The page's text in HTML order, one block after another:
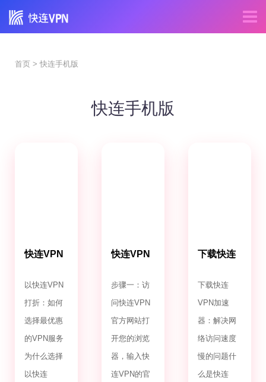
首页 > 快连手机版
快连手机版
快连VPN
以快连VPN
打折：如何
选择最优惠
的VPN服务
为什么选择
以快连
快连VPN
下载
步骤一：访
问快连VPN
官方网站打
开您的浏览
器，输入快
连VPN的官
下载快连
器
下载快连
VPN加速
器：解决网
络访问速度
慢的问题什
么是快连